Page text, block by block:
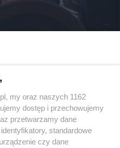
my oraz naszych 1162
dostęp i przechowujemy
przetwarzamy dane
standardowe
czy dane